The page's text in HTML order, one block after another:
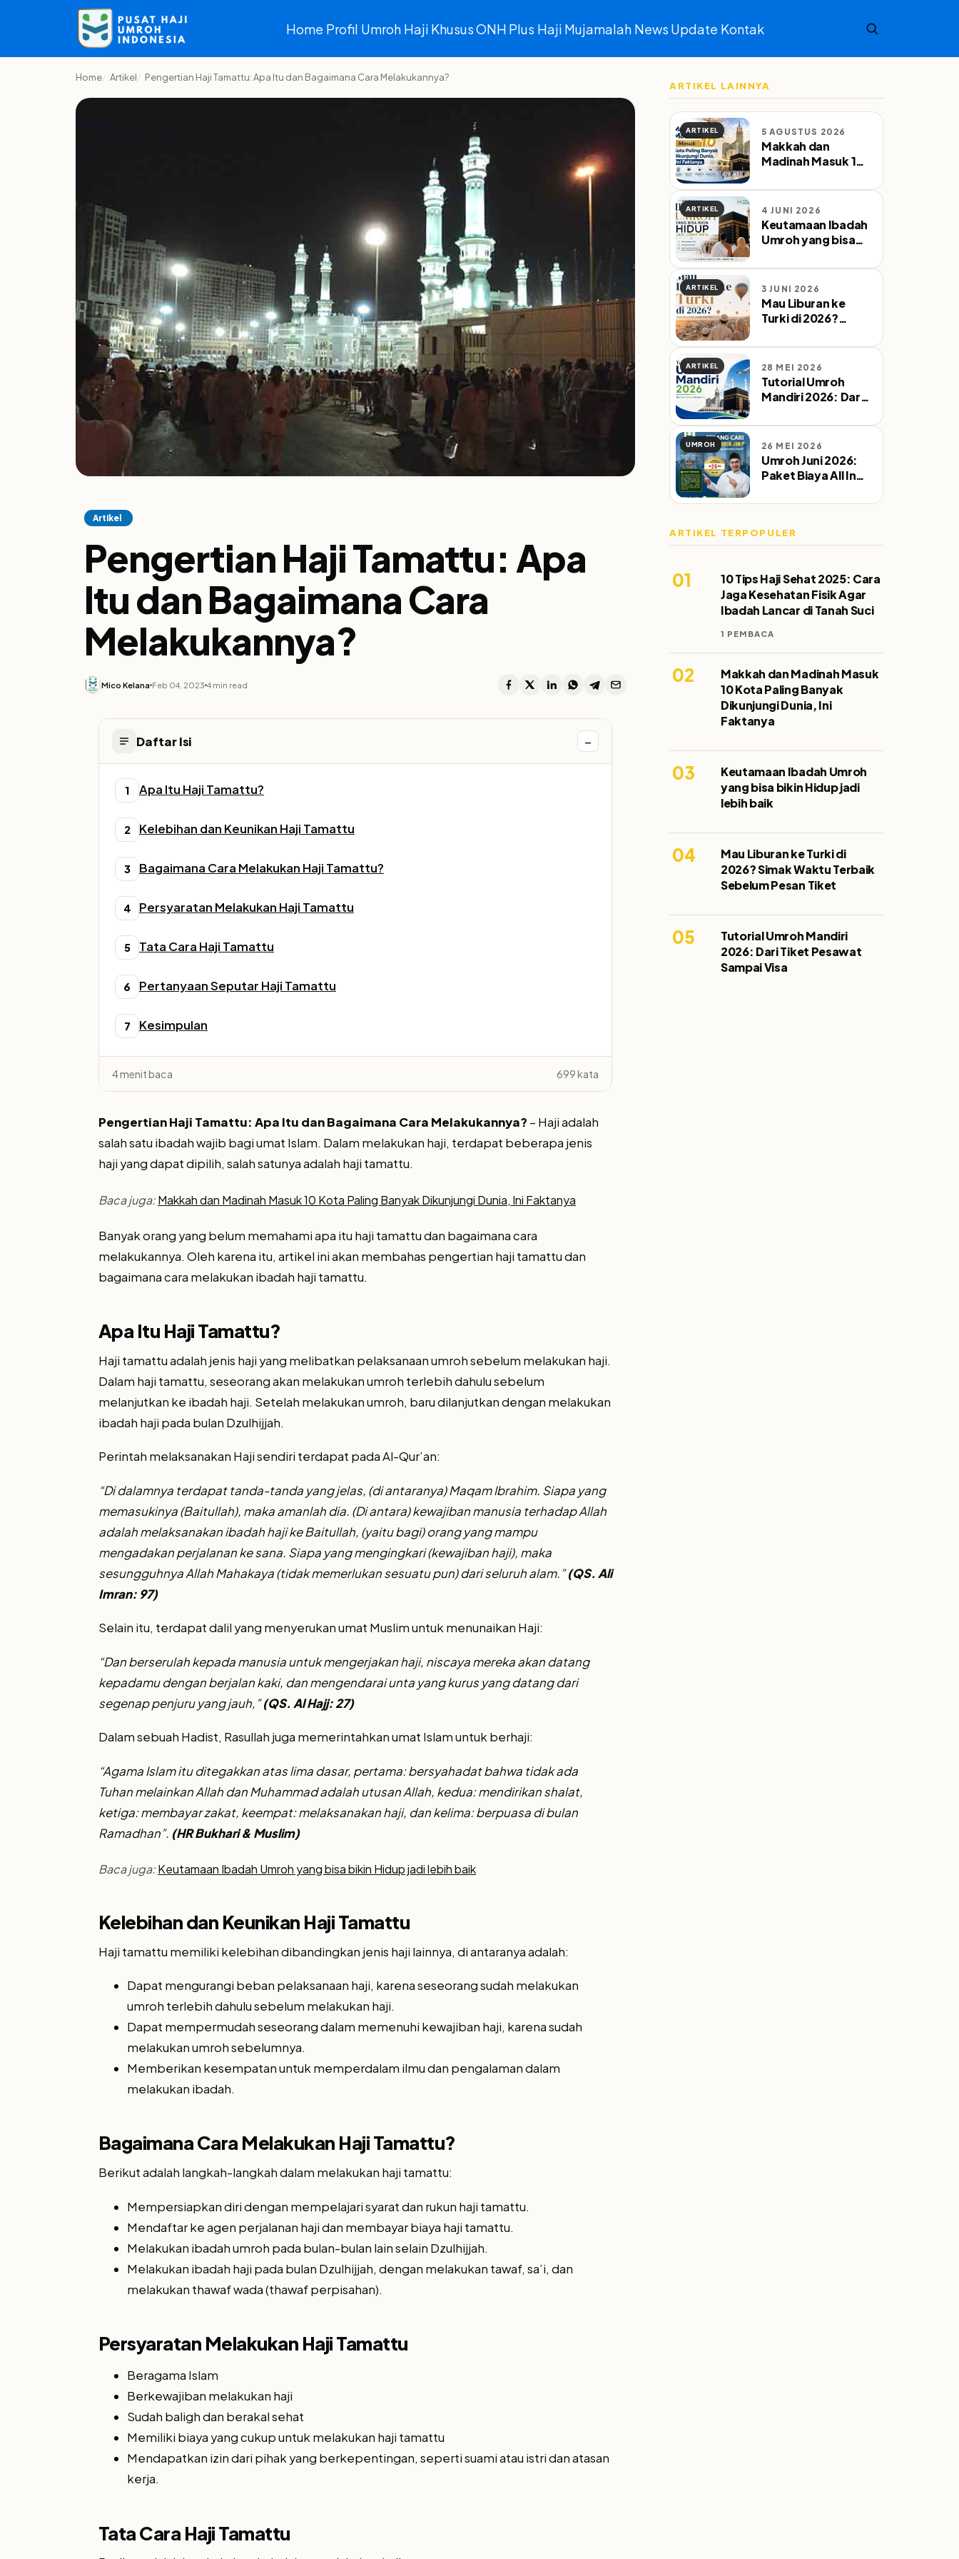
Home Profil Umroh Haji Khusus ONH Plus Haji Mujamalah News Update Kontak
Home Artikel Pengertian Haji Tamattu: Apa Itu dan Bagaimana Cara Melakukannya?
Artikel
Pengertian Haji Tamattu: Apa
Itu dan Bagaimana Cara
Melakukannya?
Mico Kelana Feb 04, 2023 4 min read
Daftar Isi −
1 Apa Itu Haji Tamattu?
2 Kelebihan dan Keunikan Haji Tamattu
3 Bagaimana Cara Melakukan Haji Tamattu?
4 Persyaratan Melakukan Haji Tamattu
5 Tata Cara Haji Tamattu
6 Pertanyaan Seputar Haji Tamattu
7 Kesimpulan
4 menit baca 699 kata
Pengertian Haji Tamattu: Apa Itu dan Bagaimana Cara Melakukannya? – Haji adalah
salah satu ibadah wajib bagi umat Islam. Dalam melakukan haji, terdapat beberapa jenis
haji yang dapat dipilih, salah satunya adalah haji tamattu.
Baca juga:Makkah dan Madinah Masuk 10 Kota Paling Banyak Dikunjungi Dunia, Ini Faktanya
Banyak orang yang belum memahami apa itu haji tamattu dan bagaimana cara
melakukannya. Oleh karena itu, artikel ini akan membahas pengertian haji tamattu dan
bagaimana cara melakukan ibadah haji tamattu.
Apa Itu Haji Tamattu?
Haji tamattu adalah jenis haji yang melibatkan pelaksanaan umroh sebelum melakukan haji.
Dalam haji tamattu, seseorang akan melakukan umroh terlebih dahulu sebelum
melanjutkan ke ibadah haji. Setelah melakukan umroh, baru dilanjutkan dengan melakukan
ibadah haji pada bulan Dzulhijjah.
Perintah melaksanakan Haji sendiri terdapat pada Al-Qur’an:
“Di dalamnya terdapat tanda-tanda yang jelas, (di antaranya) Maqam Ibrahim. Siapa yang
memasukinya (Baitullah), maka amanlah dia. (Di antara) kewajiban manusia terhadap Allah
adalah melaksanakan ibadah haji ke Baitullah, (yaitu bagi) orang yang mampu
mengadakan perjalanan ke sana. Siapa yang mengingkari (kewajiban haji), maka
sesungguhnya Allah Mahakaya (tidak memerlukan sesuatu pun) dari seluruh alam.”(QS. Ali
Imran: 97)
Selain itu, terdapat dalil yang menyerukan umat Muslim untuk menunaikan Haji:
“Dan berserulah kepada manusia untuk mengerjakan haji, niscaya mereka akan datang
kepadamu dengan berjalan kaki, dan mengendarai unta yang kurus yang datang dari
segenap penjuru yang jauh,”(QS. Al Hajj: 27)
Dalam sebuah Hadist, Rasullah juga memerintahkan umat Islam untuk berhaji:
“Agama Islam itu ditegakkan atas lima dasar, pertama: bersyahadat bahwa tidak ada
Tuhan melainkan Allah dan Muhammad adalah utusan Allah, kedua: mendirikan shalat,
ketiga: membayar zakat, keempat: melaksanakan haji, dan kelima: berpuasa di bulan
Ramadhan”. (HR Bukhari & Muslim)
Baca juga:Keutamaan Ibadah Umroh yang bisa bikin Hidup jadi lebih baik
Kelebihan dan Keunikan Haji Tamattu
Haji tamattu memiliki kelebihan dibandingkan jenis haji lainnya, di antaranya adalah:
Dapat mengurangi beban pelaksanaan haji, karena seseorang sudah melakukan
umroh terlebih dahulu sebelum melakukan haji.
Dapat mempermudah seseorang dalam memenuhi kewajiban haji, karena sudah
melakukan umroh sebelumnya.
Memberikan kesempatan untuk memperdalam ilmu dan pengalaman dalam
melakukan ibadah.
Bagaimana Cara Melakukan Haji Tamattu?
Berikut adalah langkah-langkah dalam melakukan haji tamattu:
Mempersiapkan diri dengan mempelajari syarat dan rukun haji tamattu.
Mendaftar ke agen perjalanan haji dan membayar biaya haji tamattu.
Melakukan ibadah umroh pada bulan-bulan lain selain Dzulhijjah.
Melakukan ibadah haji pada bulan Dzulhijjah, dengan melakukan tawaf, sa’i, dan
melakukan thawaf wada (thawaf perpisahan).
Persyaratan Melakukan Haji Tamattu
Beragama Islam
Berkewajiban melakukan haji
Sudah baligh dan berakal sehat
Memiliki biaya yang cukup untuk melakukan haji tamattu
Mendapatkan izin dari pihak yang berkepentingan, seperti suami atau istri dan atasan
kerja.
Tata Cara Haji Tamattu
ARTIKEL LAINNYA
ARTIKEL 5 AGUSTUS 2026
Makkah dan
Madinah Masuk 10
Dikunjungi Dunia,
Ini Faktanya
ARTIKEL 4 JUNI 2026
Keutamaan Ibadah
Umroh yang bisa
lebih baik
ARTIKEL 3 JUNI 2026
Mau Liburan ke
Turki di 2026?
Terbaik Sebelum
Pesan Tiket
ARTIKEL 28 MEI 2026
Tutorial Umroh
Mandiri 2026: Dari
Sampai Visa
UMROH 26 MEI 2026
Umroh Juni 2026:
Paket Biaya All In
Direct Flight
ARTIKEL TERPOPULER
01
10 Tips Haji Sehat 2025: Cara
Jaga Kesehatan Fisik Agar
Ibadah Lancar di Tanah Suci
1 PEMBACA
02
Makkah dan Madinah Masuk
10 Kota Paling Banyak
Dikunjungi Dunia, Ini
Faktanya
03
Keutamaan Ibadah Umroh
yang bisa bikin Hidup jadi
lebih baik
04
Mau Liburan ke Turki di
2026? Simak Waktu Terbaik
Sebelum Pesan Tiket
05
Tutorial Umroh Mandiri
2026: Dari Tiket Pesawat
Sampai Visa